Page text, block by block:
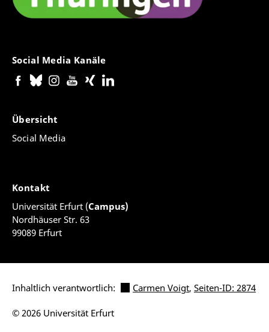
Social Media Kanäle
Übersicht
Social Media
Kontakt
Universität Erfurt (Campus)
Nordhäuser Str. 63
99089 Erfurt
Inhaltlich verantwortlich: Carmen Voigt, Seiten-ID: 2874
© 2026 Universität Erfurt